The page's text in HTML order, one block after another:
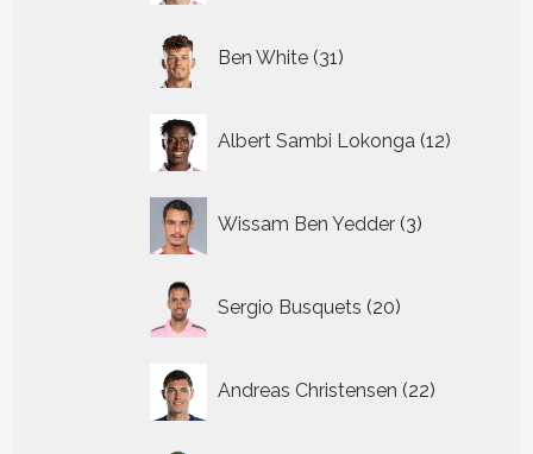
Ben White 31
producten
Albert Sambi Lokonga 12
Wissam Ben Yedder 3
producten
Sergio Busquets 20
producten
Andreas Christensen 22
producten